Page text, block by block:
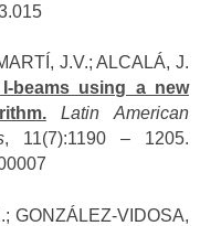
J.V.; ALCALÁ, J.
beams using a new
Latin American
, 11(7):1190 – 1205.
GONZÁLEZ-VIDOSA,